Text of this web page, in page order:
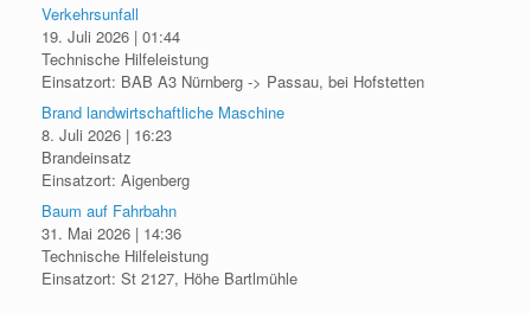
Verkehrsunfall
19. Juli 2026 | 01:44
Technische Hilfeleistung
Einsatzort: BAB A3 Nürnberg -> Passau, bei Hofstetten
Brand landwirtschaftliche Maschine
8. Juli 2026 | 16:23
Brandeinsatz
Einsatzort: Aigenberg
Baum auf Fahrbahn
31. Mai 2026 | 14:36
Technische Hilfeleistung
Einsatzort: St 2127, Höhe Bartlmühle